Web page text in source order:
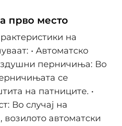
прво место
на
• Автоматско
перничиња: Во
се
на патниците. •
Во случај на
автоматски